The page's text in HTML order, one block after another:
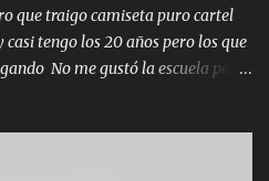
que traigo camiseta puro cartel
tengo los 20 años pero los que
No me gustó la escuela pero